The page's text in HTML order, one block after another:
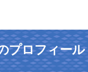
プロフィール